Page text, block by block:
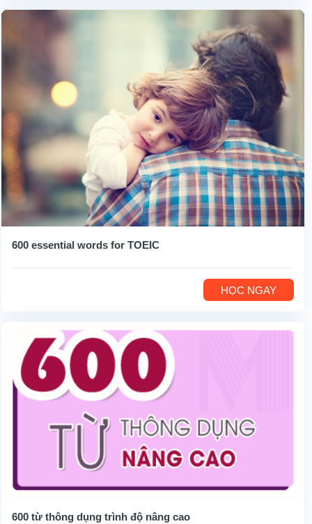
600 essential words for TOEIC
HỌC NGAY
600 từ thông dụng trình độ nâng cao